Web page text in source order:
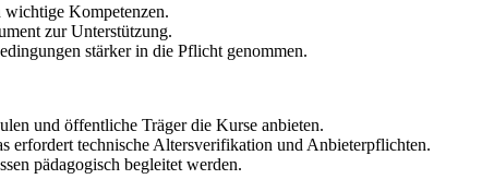
Kompetenzen.
zur Unterstützung.
stärker in die Pflicht genommen.
und öffentliche Träger die Kurse anbieten.
erfordert technische Altersverifikation und Anbieterpflichten.
pädagogisch begleitet werden.